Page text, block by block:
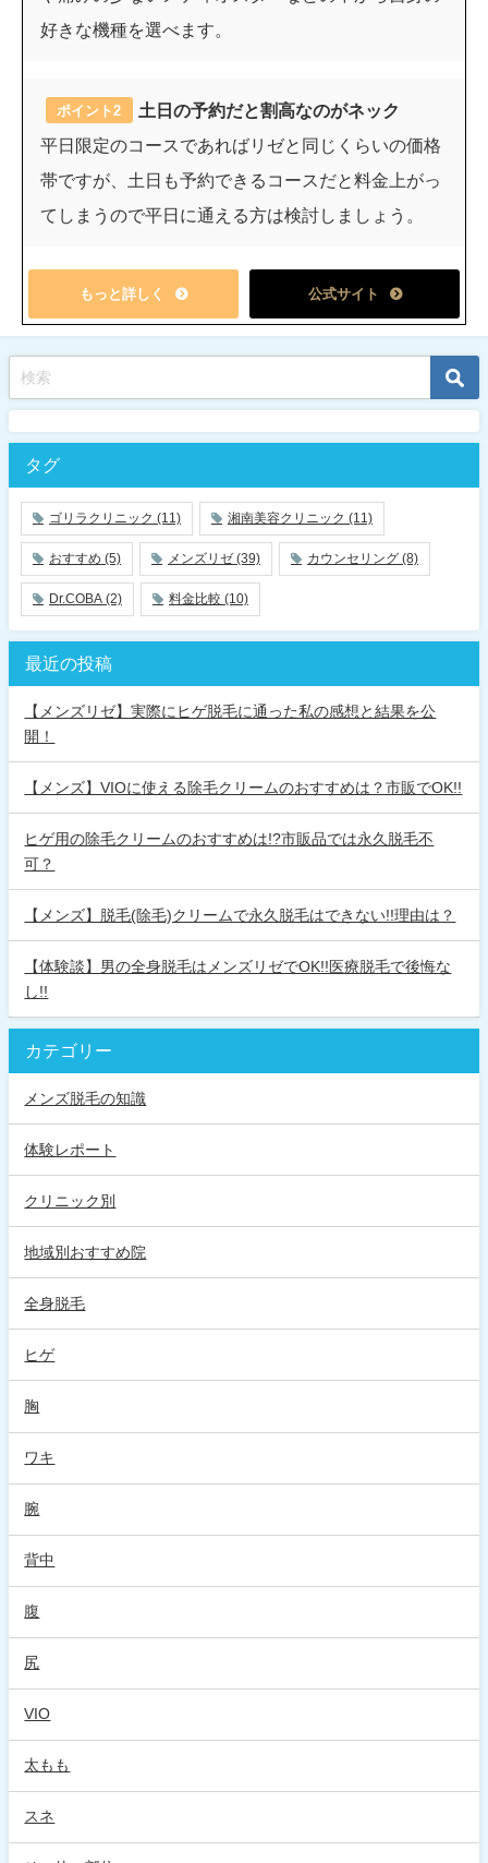
好きな機種を選べます。
ポイント2
土日の予約だと割高なのがネック
平日限定のコースであればリゼと同じくらいの価格
帯ですが、土日も予約できるコースだと料金上がっ
てしまうので平日に通える方は検討しましょう。
もっと詳しく 公式サイト
タグ
ゴリラクリニック (11) 湘南美容クリニック (11)
おすすめ (5) メンズリゼ (39) カウンセリング (8)
Dr.COBA (2) 料金比較 (10)
最近の投稿
【メンズリゼ】実際にヒゲ脱毛に通った私の感想と結果を公
開！
【メンズ】VIOに使える除毛クリームのおすすめは？市販でOK!!
ヒゲ用の除毛クリームのおすすめは!?市販品では永久脱毛不
可？
【メンズ】脱毛(除毛)クリームで永久脱毛はできない!!理由は？
【体験談】男の全身脱毛はメンズリゼでOK!!医療脱毛で後悔な
し!!
カテゴリー
メンズ脱毛の知識
体験レポート
クリニック別
地域別おすすめ院
全身脱毛
ヒゲ
胸
ワキ
腕
背中
腹
尻
VIO
太もも
スネ